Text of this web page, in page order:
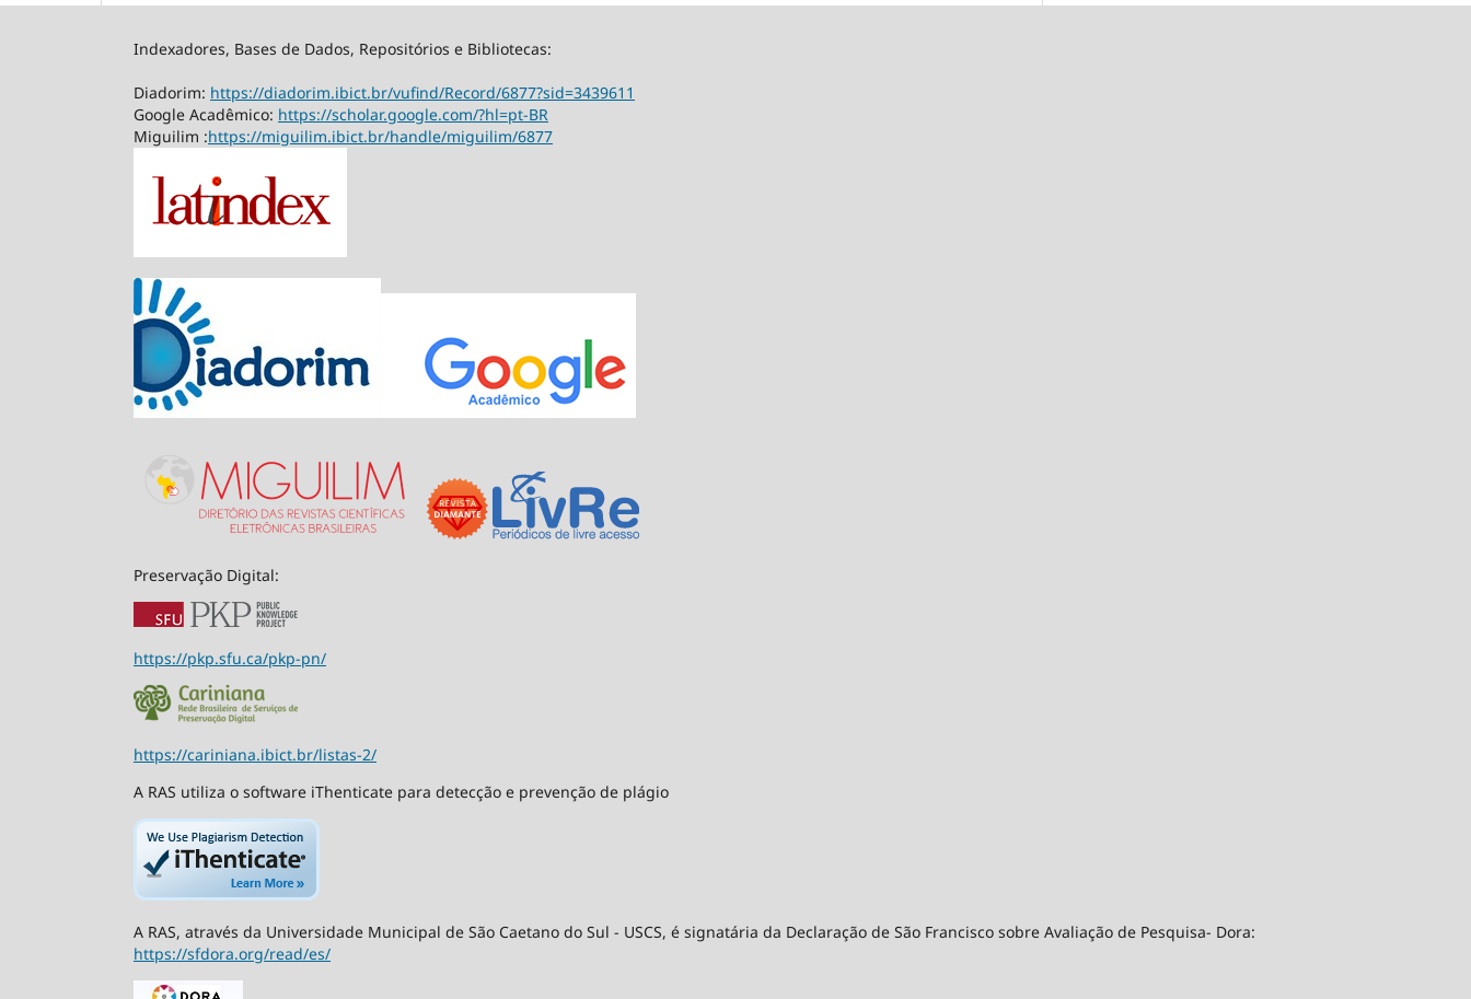
Indexadores, Bases de Dados, Repositórios e Bibliotecas:
Diadorim: https://diadorim.ibict.br/vufind/Record/6877?sid=3439611
Google Acadêmico: https://scholar.google.com/?hl=pt-BR
Miguilim :https://miguilim.ibict.br/handle/miguilim/6877
Preservação Digital:
https://pkp.sfu.ca/pkp-pn/
https://cariniana.ibict.br/listas-2/
A RAS utiliza o software iThenticate para detecção e prevenção de plágio
A RAS, através da Universidade Municipal de São Caetano do Sul - USCS, é signatária da Declaração de São Francisco sobre Avaliação de Pesquisa- Dora:
https://sfdora.org/read/es/